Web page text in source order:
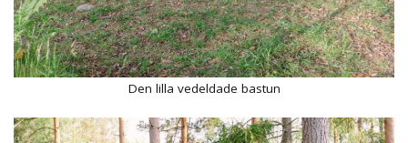
Den lilla vedeldade bastun